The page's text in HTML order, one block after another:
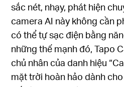
sắc nét, nhạy, phát hiện
camera AI này không cần
có thể tự sạc điện bằng
những thế mạnh đó, Tapo
chủ nhân của danh hiệu
mặt trời hoàn hảo dành